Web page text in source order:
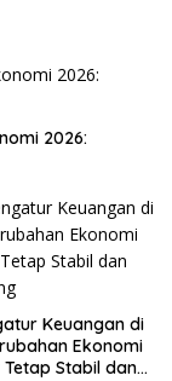
2026:
Keuangan di
Ekonomi
Stabil dan